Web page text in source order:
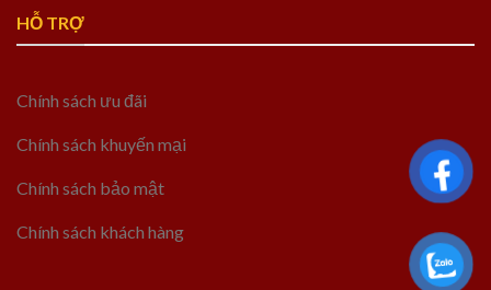
HỖ TRỢ
Chính sách ưu đãi
Chính sách khuyến mại
Chính sách bảo mật
Chính sách khách hàng